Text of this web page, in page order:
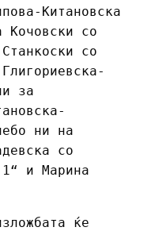
Китановска
Кочовски со
со
за
ни на
со
и Марина
ќе